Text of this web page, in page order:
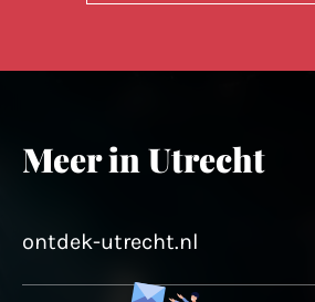
Meer in Utrecht
ontdek-utrecht.nl